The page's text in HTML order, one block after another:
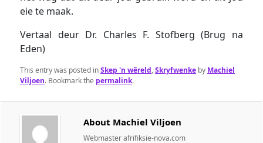
eie te maak.
Vertaal deur Dr. Charles F. Stofberg (Brug na
Eden)
This entry was posted inSkep 'n wêreld,Skryfwenke by Machiel
Viljoen. Bookmark the permalink.
About Machiel Viljoen
Webmaster afrifiksie-nova.com